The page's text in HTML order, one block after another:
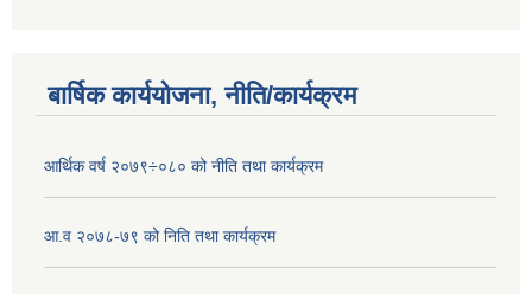
बार्षिक कार्ययोजना, नीति/कार्यक्रम
आर्थिक वर्ष २०७९÷०८० को नीति तथा कार्यक्रम
आ.व २०७८-७९ को निति तथा कार्यक्रम